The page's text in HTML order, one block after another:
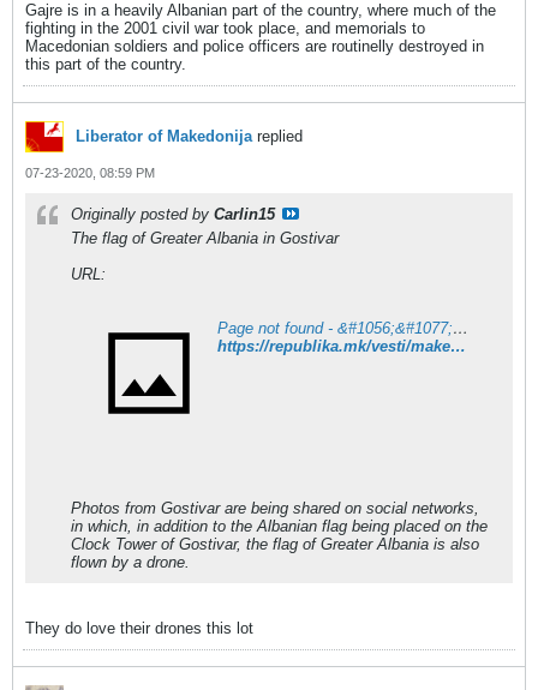
Gajre is in a heavily Albanian part of the country, where much of the
fighting in the 2001 civil war took place, and memorials to
Macedonian soldiers and police officers are routinelly destroyed in
this part of the country.
Liberator of Makedonijareplied
07-23-2020, 08:59 PM
Originally posted by Carlin15
The flag of Greater Albania in Gostivar
URL:
Page not found - &#1056;&#1077;&#1087;&#1091;&#1073;&#1083;&#1080;&#1082;&#1072;
https://republika.mk/vesti/makedonija/znameto-na-golema-albanija-letashe-i-nad-gostivar/
Photos from Gostivar are being shared on social networks,
in which, in addition to the Albanian flag being placed on the
Clock Tower of Gostivar, the flag of Greater Albania is also
flown by a drone.
They do love their drones this lot